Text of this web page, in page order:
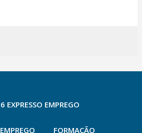
EXPRESSO EMPREGO
EMPREGO FORMAÇÃO